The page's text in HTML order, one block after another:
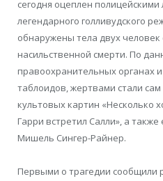
сегодня оцеплен
легендарного голливудского
обнаружены тела двух человек
насильственной смерти. По
правоохранительных органах
таблоидов, жертвами стали
культовых картин «Несколько
Гарри встретил Салли», а также
Мишель Сингер-Райнер.
Первыми о трагедии сообщили